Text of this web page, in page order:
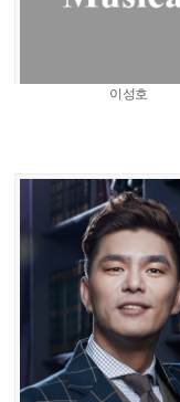
이성호